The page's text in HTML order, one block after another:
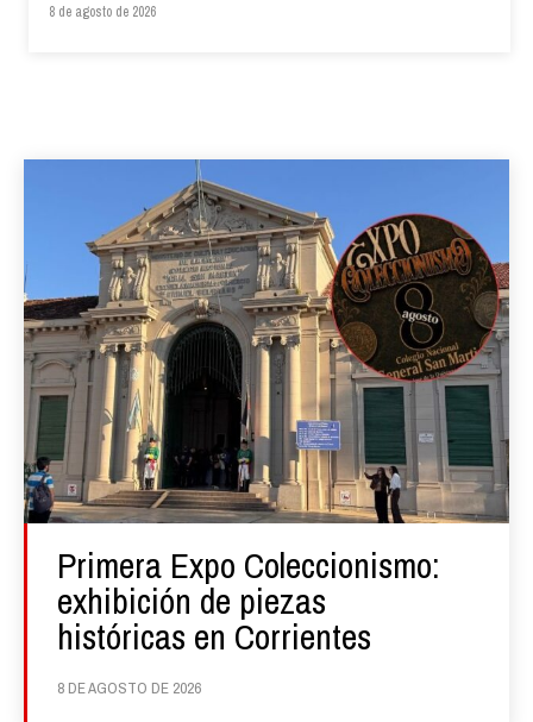
8 de agosto de 2026
Primera Expo Coleccionismo:
exhibición de piezas
históricas en Corrientes
8 DE AGOSTO DE 2026